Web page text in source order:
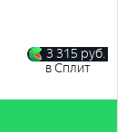
3 315 руб.
в Сплит